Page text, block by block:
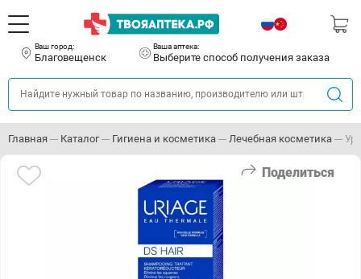
Ваш город:
Благовещенск
Ваша аптека:
Выберите способ получения заказа
Главная Каталог Гигиена и косметика Лечебная косметика
Поделиться